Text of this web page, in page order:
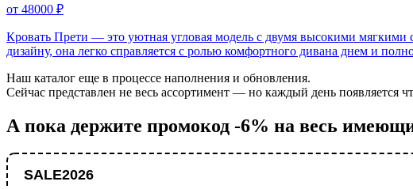
от 48000 ₽
Кровать Прети — это уютная угловая модель с двумя высокими мягкими
дизайну, она легко справляется с ролью комфортного дивана днем и
Наш каталог еще в процессе наполнения и обновления.
Сейчас представлен не весь ассортимент — но каждый день появляется
А пока держите промокод -6% на весь
SALE2026